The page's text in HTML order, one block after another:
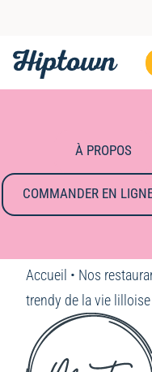
contenu
À PROPOS
COMMANDER EN
Accueil • Nos
trendy de la vie lilloise